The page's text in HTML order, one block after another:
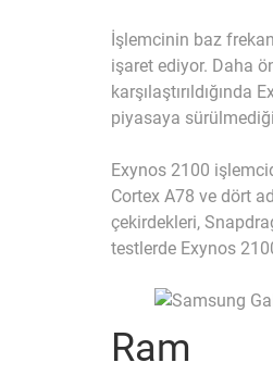
İşlemcinin baz
işaret ediyor. Daha
piyasaya
Exynos 2100
Cortex A78 ve dört
çekirdekleri,
testlerde Exynos
Ram